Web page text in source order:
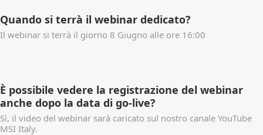
Quando si terrà il webinar dedicato?
Il webinar si terrà il giorno 8 Giugno alle ore 16:00
È possibile vedere la registrazione del webinar
anche dopo la data di go-live?
Sì, il video del webinar sarà caricato sul nostro canale YouTube
MSI Italy.